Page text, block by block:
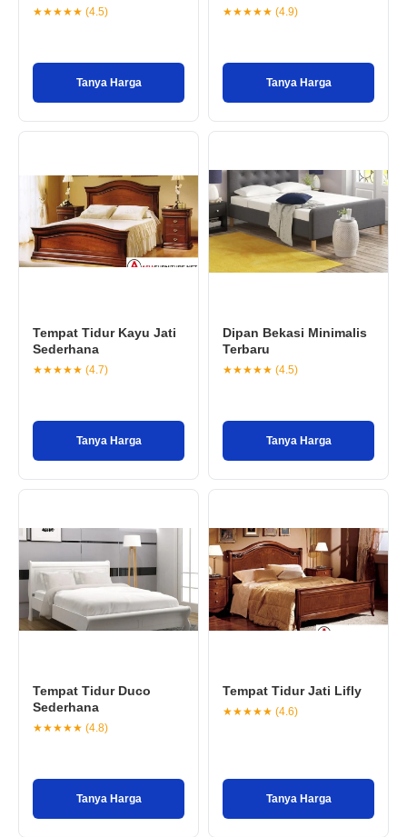
★★★★★ (4.5)
Tanya Harga
★★★★★ (4.9)
Tanya Harga
Tempat Tidur Kayu Jati
Sederhana
★★★★★ (4.7)
Tanya Harga
Dipan Bekasi Minimalis
Terbaru
★★★★★ (4.5)
Tanya Harga
Tempat Tidur Duco
Sederhana
★★★★★ (4.8)
Tanya Harga
Tempat Tidur Jati Lifly
★★★★★ (4.6)
Tanya Harga